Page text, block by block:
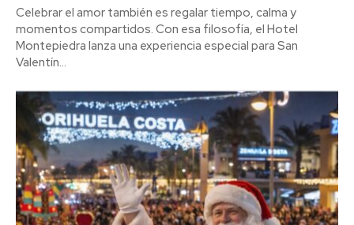
Celebrar el amor también es regalar tiempo, calma y
momentos compartidos. Con esa filosofía, el Hotel
Montepiedra lanza una experiencia especial para San
Valentín...